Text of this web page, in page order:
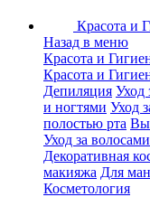
Красота и
Назад в меню
Красота и
Красота и
Депиляция Уход
и ногтями Уход
полостью рта
Уход за волосами
Декоративная
макияжа Для
Косметология